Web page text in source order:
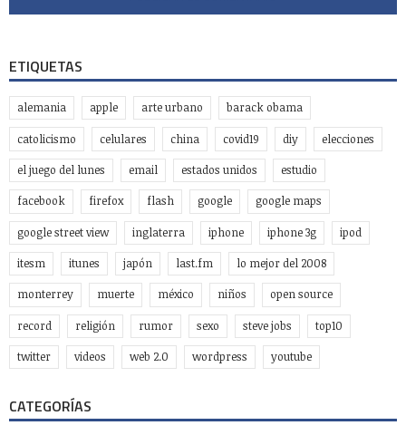
ETIQUETAS
alemania apple arte urbano barack obama
catolicismo celulares china covid19 diy elecciones
el juego del lunes email estados unidos estudio
facebook firefox flash google google maps
google street view inglaterra iphone iphone 3g ipod
itesm itunes japón last.fm lo mejor del 2008
monterrey muerte méxico niños open source
record religión rumor sexo steve jobs top10
twitter videos web 2.0 wordpress youtube
CATEGORÍAS